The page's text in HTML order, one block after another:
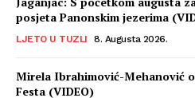
posjeta Panonskim jezerima
LJETO U TUZLI 8. Augusta 2026.
Mirela Ibrahimović-Mehanović
Festa (VIDEO)